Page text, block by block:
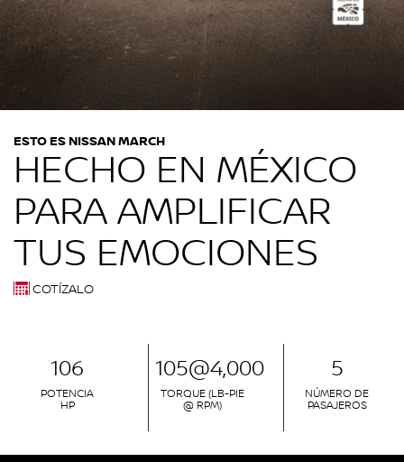
ESTO ES NISSAN MARCH
HECHO EN MÉXICO
PARA AMPLIFICAR
TUS EMOCIONES
COTÍZALO
106
POTENCIA
HP
105@4,000
TORQUE (LB-PIE
@ RPM)
5
NÚMERO DE
PASAJEROS